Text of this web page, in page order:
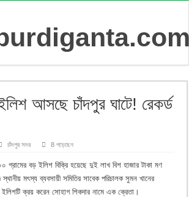
আসছে চাঁদপুর ঘাটে! রেকর্ড
চাঁদপুর সদর 8 পড়েছেন
গ্রামের বড় ইলিশ বিক্রি হয়েছে দুই লাখ বিশ হাজার টাকা মণ
মৎস্য ব্যবসায়ী সমিতির সাবেক পরিচালক সুমন খানের
ক্রয় করেন সোহাগ শিকদার নামে এক ক্রেতা।